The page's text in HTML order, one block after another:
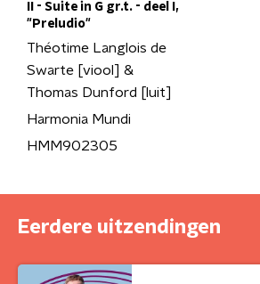
II - Suite in G gr.t. - deel I,
"Preludio"
Théotime Langlois de
Swarte [viool] &
Thomas Dunford [luit]
Harmonia Mundi
HMM902305
Eerdere uitzendingen